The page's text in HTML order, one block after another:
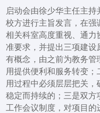
启动会由徐少华主任主
校方进行主旨发言，在
相关科室高度重视、通
准要求，并提出三项建设
有概念，由之前为教务
用提供便利和服务转变
用过程中必须层层把关
稳定而持续的；三是双方
工作会议制度，对项目